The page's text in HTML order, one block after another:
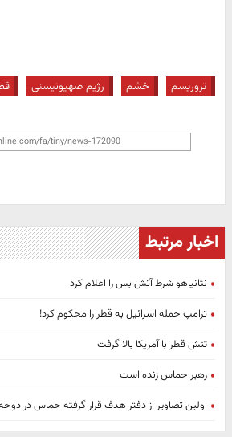
تروریسم خشم رژیم صهیونیستی
اخبار مرتبط
نتانیاهو شرط آتش بس را اعلام کرد
ترامپ حمله اسرائیل به قطر را محکوم کرد!
تنش قطر با آمریکا بالا گرفت
رهبر حماس زنده است
اولین تصاویر از دفتر هدف قرار گرفته حماس در